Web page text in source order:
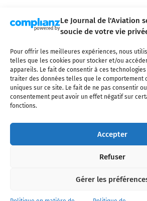
Le Journal de l'Aviation
soucie de votre vie
Pour offrir les meilleures expériences, nous
telles que les cookies pour stocker et/ou
appareils. Le fait de consentir à ces
traiter des données telles que le comportement
uniques sur ce site. Le fait de ne pas consentir
consentement peut avoir un effet négatif sur
fonctions.
Accepter
Refuser
Gérer les
Qui sommes-nous ? Nous contacter
Mentions légales
CGV Politique de
l'industrie aéronautique, l'aviation
services MRO et après-vente, le financement
civils, l'aéronautique de défense et l'industrie
interdite sans autorisation écrite spécifique du